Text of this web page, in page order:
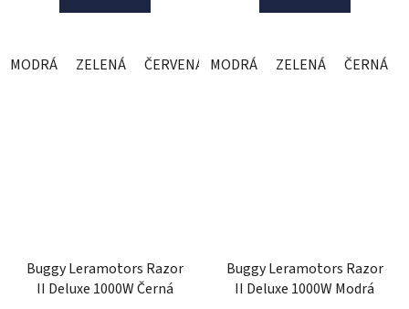
MODRÁ ZELENÁ ČERVENÁ MODRÁ ZELENÁ ČERNÁ
Buggy Leramotors Razor
II Deluxe 1000W Černá
Buggy Leramotors Razor
II Deluxe 1000W Modrá